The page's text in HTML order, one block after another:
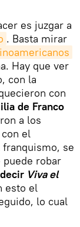
es juzgar a
. Basta mirar
Hay que ver
con la
con
de Franco
a los
el
se
robar
Viva el
esto el
lo cual